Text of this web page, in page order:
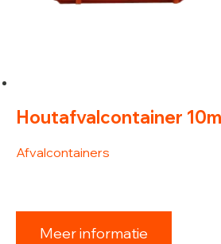
Houtafvalcontainer
Afvalcontainers
Meer informatie